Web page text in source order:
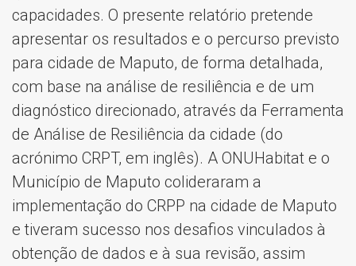
capacidades. O presente relatório pretende
apresentar os resultados e o percurso previsto
para cidade de Maputo, de forma detalhada,
com base na análise de resiliência e de um
diagnóstico direcionado, através da Ferramenta
de Análise de Resiliência da cidade (do
acrónimo CRPT, em inglês). A ONUHabitat e o
Município de Maputo colideraram a
implementação do CRPP na cidade de Maputo
e tiveram sucesso nos desafios vinculados à
obtenção de dados e à sua revisão, assim